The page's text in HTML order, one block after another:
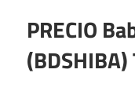
PRECIO
(BDSHIBA)